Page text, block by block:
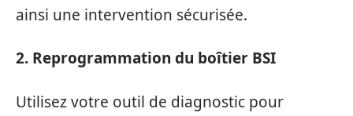
ainsi une intervention sécurisée.
2. Reprogrammation du boîtier BSI
Utilisez votre outil de diagnostic pour